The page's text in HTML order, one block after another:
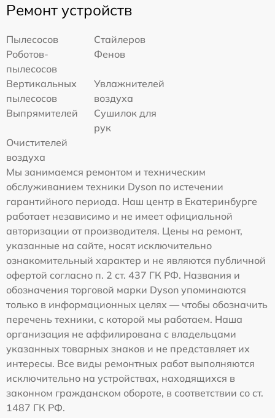
Ремонт устройств
Пылесосов
Стайлеров
Роботов-
пылесосов
Фенов
Вертикальных
пылесосов
Увлажнителей
воздуха
Выпрямителей
Сушилок для
рук
Очистителей
воздуха
Мы занимаемся ремонтом и техническим
обслуживанием техники Dyson по истечении
гарантийного периода. Наш центр в Екатеринбурге
работает независимо и не имеет официальной
авторизации от производителя. Цены на ремонт,
указанные на сайте, носят исключительно
ознакомительный характер и не являются публичной
офертой согласно п. 2 ст. 437 ГК РФ. Названия и
обозначения торговой марки Dyson упоминаются
только в информационных целях — чтобы обозначить
перечень техники, с которой мы работаем. Наша
организация не аффилирована с владельцами
указанных товарных знаков и не представляет их
интересы. Все виды ремонтных работ выполняются
исключительно на устройствах, находящихся в
законном гражданском обороте, в соответствии со ст.
1487 ГК РФ.